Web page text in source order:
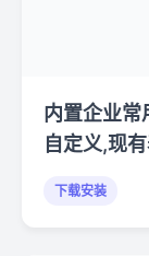
内置企业常
自定义,现
下载安装